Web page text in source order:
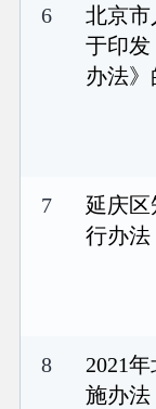
6
北京市
于印发
办法》
7
延庆
行办法
8
2021
施办法